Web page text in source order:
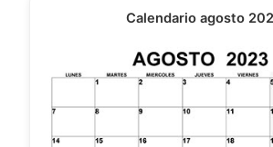
Calendario agosto